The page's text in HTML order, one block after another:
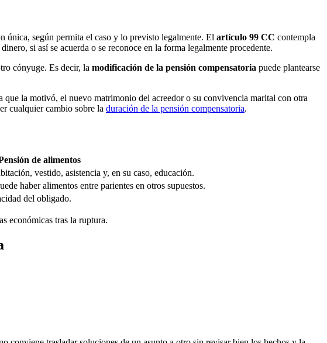
única, según permita el caso y lo previsto legalmente. El artículo 99 CC contempla
si así se acuerda o se reconoce en la forma legalmente procedente.
cónyuge. Es decir, la modificación de la pensión compensatoria puede plantearse
que la motivó, el nuevo matrimonio del acreedor o su convivencia marital con otra
cualquier cambio sobre la duración de la pensión compensatoria.
de alimentos
vestido, asistencia y, en su caso, educación.
haber alimentos entre parientes en otros supuestos.
del obligado.
económicas tras la ruptura.